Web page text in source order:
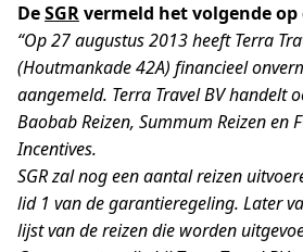
DeSGRvermeld het volgende op
“Op 27 augustus 2013 heeft Terra
(Houtmankade 42A) financieel
aangemeld. Terra Travel BV handelt
Baobab Reizen, Summum Reizen en
Incentives.
SGR zal nog een aantal reizen
lid 1 van de garantieregeling. Later
lijst van de reizen die worden